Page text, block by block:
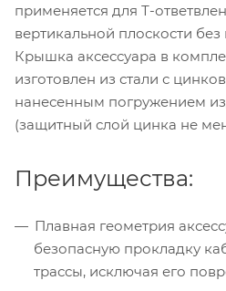
применяется для Т-
вертикальной плоскости
Крышка аксессуара в
изготовлен из стали с
нанесенным погружением
(защитный слой цинка не
Преимущества:
Плавная геометрия
безопасную прокладку
трассы, исключая его